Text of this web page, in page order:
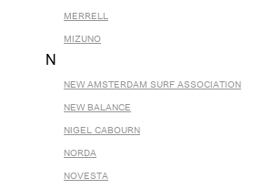
MERRELL
MIZUNO
N
NEW AMSTERDAM SURF ASSOCIATION
NEW BALANCE
NIGEL CABOURN
NORDA
NOVESTA